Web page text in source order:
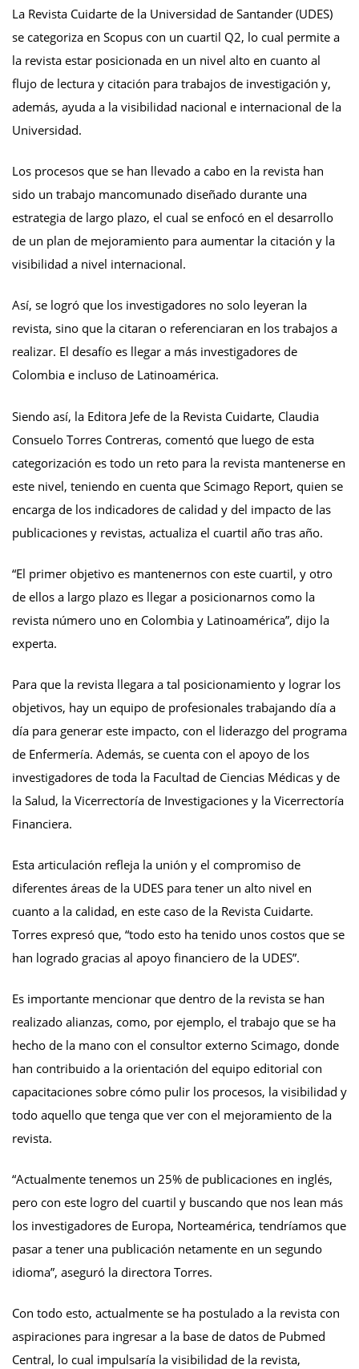
La Revista Cuidarte de la Universidad de Santander (UDES)
se categoriza en Scopus con un cuartil Q2, lo cual permite a
la revista estar posicionada en un nivel alto en cuanto al
flujo de lectura y citación para trabajos de investigación y,
además, ayuda a la visibilidad nacional e internacional de la
Universidad.
Los procesos que se han llevado a cabo en la revista han
sido un trabajo mancomunado diseñado durante una
estrategia de largo plazo, el cual se enfocó en el desarrollo
de un plan de mejoramiento para aumentar la citación y la
visibilidad a nivel internacional.
Así, se logró que los investigadores no solo leyeran la
revista, sino que la citaran o referenciaran en los trabajos a
realizar. El desafío es llegar a más investigadores de
Colombia e incluso de Latinoamérica.
Siendo así, la Editora Jefe de la Revista Cuidarte, Claudia
Consuelo Torres Contreras, comentó que luego de esta
categorización es todo un reto para la revista mantenerse en
este nivel, teniendo en cuenta que Scimago Report, quien se
encarga de los indicadores de calidad y del impacto de las
publicaciones y revistas, actualiza el cuartil año tras año.
“El primer objetivo es mantenernos con este cuartil, y otro
de ellos a largo plazo es llegar a posicionarnos como la
revista número uno en Colombia y Latinoamérica”, dijo la
experta.
Para que la revista llegara a tal posicionamiento y lograr los
objetivos, hay un equipo de profesionales trabajando día a
día para generar este impacto, con el liderazgo del programa
de Enfermería. Además, se cuenta con el apoyo de los
investigadores de toda la Facultad de Ciencias Médicas y de
la Salud, la Vicerrectoría de Investigaciones y la Vicerrectoría
Financiera.
Esta articulación refleja la unión y el compromiso de
diferentes áreas de la UDES para tener un alto nivel en
cuanto a la calidad, en este caso de la Revista Cuidarte.
Torres expresó que, “todo esto ha tenido unos costos que se
han logrado gracias al apoyo financiero de la UDES”.
Es importante mencionar que dentro de la revista se han
realizado alianzas, como, por ejemplo, el trabajo que se ha
hecho de la mano con el consultor externo Scimago, donde
han contribuido a la orientación del equipo editorial con
capacitaciones sobre cómo pulir los procesos, la visibilidad y
todo aquello que tenga que ver con el mejoramiento de la
revista.
“Actualmente tenemos un 25% de publicaciones en inglés,
pero con este logro del cuartil y buscando que nos lean más
los investigadores de Europa, Norteamérica, tendríamos que
pasar a tener una publicación netamente en un segundo
idioma”, aseguró la directora Torres.
Con todo esto, actualmente se ha postulado a la revista con
aspiraciones para ingresar a la base de datos de Pubmed
Central, lo cual impulsaría la visibilidad de la revista,